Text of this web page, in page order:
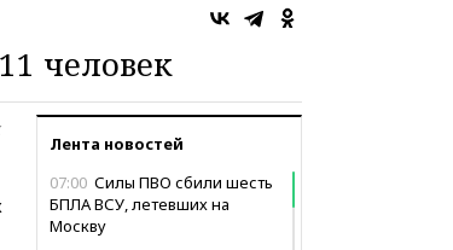
человек
Лента новостей
07:00 Силы ПВО сбили шесть
БПЛА ВСУ, летевших на
Москву